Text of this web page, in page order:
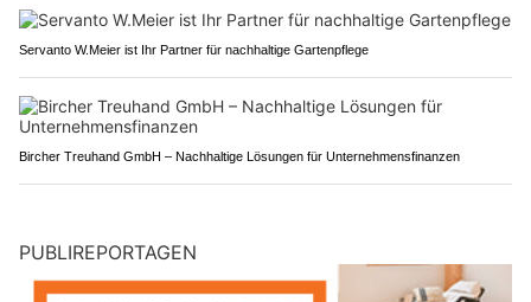
Servanto W.Meier ist Ihr Partner für nachhaltige Gartenpflege
Bircher Treuhand GmbH – Nachhaltige Lösungen für Unternehmensfinanzen
PUBLIREPORTAGEN